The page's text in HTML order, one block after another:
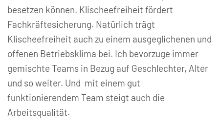
besetzen können. Klischeefreiheit fördert
Fachkräftesicherung. Natürlich trägt
Klischeefreiheit auch zu einem ausgeglichenen und
offenen Betriebsklima bei. Ich bevorzuge immer
gemischte Teams in Bezug auf Geschlechter, Alter
und so weiter. Und mit einem gut
funktionierendem Team steigt auch die
Arbeitsqualität.